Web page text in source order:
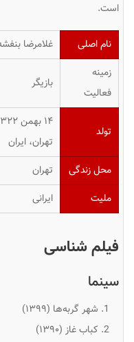
است.
نام اصلی
غلامرضا
زمینه
فعالیت
بازیگر
تولد
۱۴ بهمن ۱۳۲۲ ‏(۷۷ سال)
تهران، ایران
محل زندگی
تهران
ملیت
ایرانی
فیلم شناسی
سینما
شهر گربه‌ها (۱۳۹۹)
کباب غاز (۱۳۹۰)